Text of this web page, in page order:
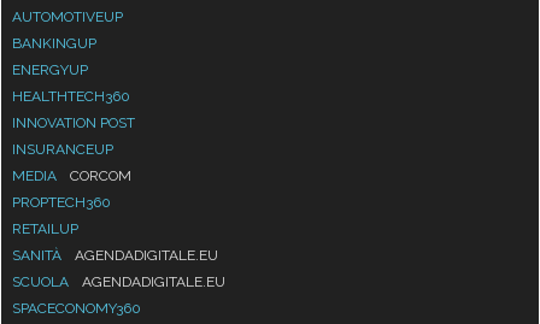
AUTOMOTIVEUP
BANKINGUP
ENERGYUP
HEALTHTECH360
INNOVATION POST
INSURANCEUP
MEDIA
CORCOM
PROPTECH360
RETAILUP
SANITÀ
AGENDADIGITALE.EU
SCUOLA
AGENDADIGITALE.EU
SPACECONOMY360